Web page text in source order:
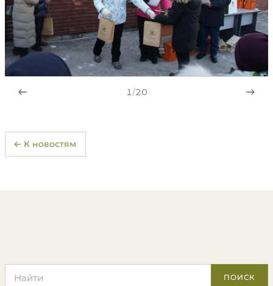
1/20
← К новостям
ПОИСК